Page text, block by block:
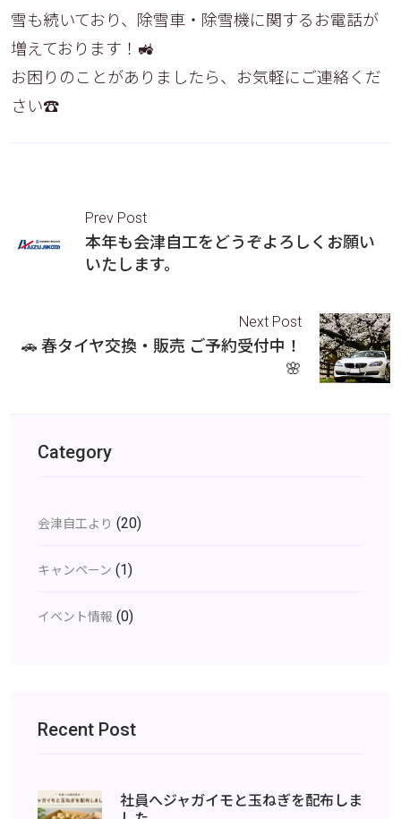
雪も続いており、除雪車・除雪機に関するお電話が
増えております！🚜
お困りのことがありましたら、お気軽にご連絡くだ
さい☎
Prev Post
本年も会津自工をどうぞよろしくお願い
いたします。
Next Post
🚗 春タイヤ交換・販売 ご予約受付中！
🌸
Category
会津自工より (20)
キャンペーン (1)
イベント情報 (0)
Recent Post
社員へジャガイモと玉ねぎを配布しま